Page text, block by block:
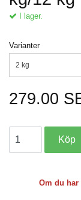
I lager.
Varianter
2 kg
279.00
Om du har